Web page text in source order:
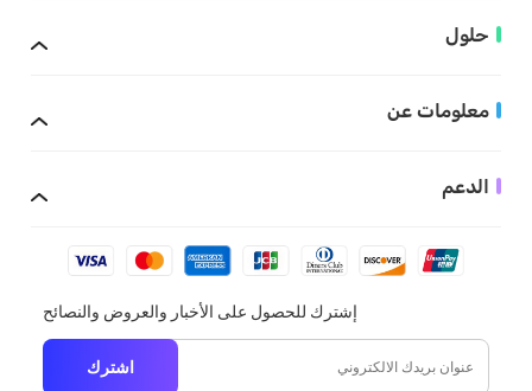
حلول
معلومات عن
الدعم
إشترك للحصول على الأخبار والعروض والنصائح
اشترك